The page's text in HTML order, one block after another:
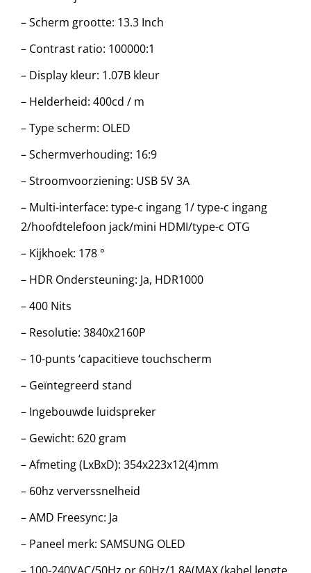
– Scherm grootte: 13.3 Inch
– Contrast ratio: 100000:1
– Display kleur: 1.07B kleur
– Helderheid: 400cd / m
– Type scherm: OLED
– Schermverhouding: 16:9
– Stroomvoorziening: USB 5V 3A
– Multi-interface: type-c ingang 1/ type-c ingang
2/hoofdtelefoon jack/mini HDMI/type-c OTG
– Kijkhoek: 178 °
– HDR Ondersteuning: Ja, HDR1000
– 400 Nits
– Resolutie: 3840x2160P
– 10-punts ‘capacitieve touchscherm
– Geïntegreerd stand
– Ingebouwde luidspreker
– Gewicht: 620 gram
– Afmeting (LxBxD): 354x223x12(4)mm
– 60hz ververssnelheid
– AMD Freesync: Ja
– Paneel merk: SAMSUNG OLED